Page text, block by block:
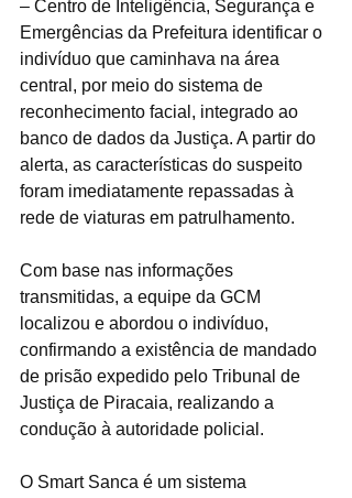
– Centro de Inteligência, Segurança e
Emergências da Prefeitura identificar o
indivíduo que caminhava na área
central, por meio do sistema de
reconhecimento facial, integrado ao
banco de dados da Justiça. A partir do
alerta, as características do suspeito
foram imediatamente repassadas à
rede de viaturas em patrulhamento.
Com base nas informações
transmitidas, a equipe da GCM
localizou e abordou o indivíduo,
confirmando a existência de mandado
de prisão expedido pelo Tribunal de
Justiça de Piracaia, realizando a
condução à autoridade policial.
O Smart Sanca é um sistema